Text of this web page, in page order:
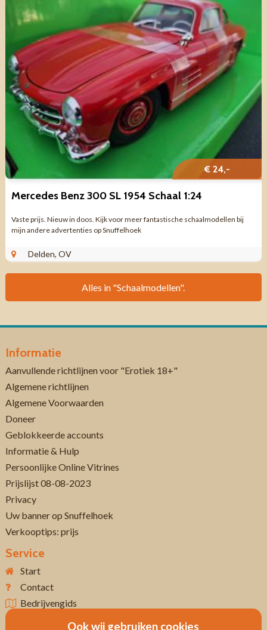
€ 24,-
Mercedes Benz 300 SL 1954 Schaal 1:24
Vaste prijs. Nieuw in doos. Kijk voor meer fantastische schaalmodellen bij
mijn andere advertenties op Snuffelhoek
Delden, OV
Alles in "Schaalmodellen".
Informatie
Aanvullende richtlijnen voor "Erotiek 18+"
Algemene richtlijnen
Algemene Voorwaarden
Doneer
Geblokkeerde accounts
Informatie & Hulp
Persoonlijke Online Vitrines
Prijslijst 08-08-2023
Privacy
Uw banner op Snuffelhoek
Verkooptips: prijs
Service
Start
Contact
Bedrijvengids
Ook wij gebruiken cookies